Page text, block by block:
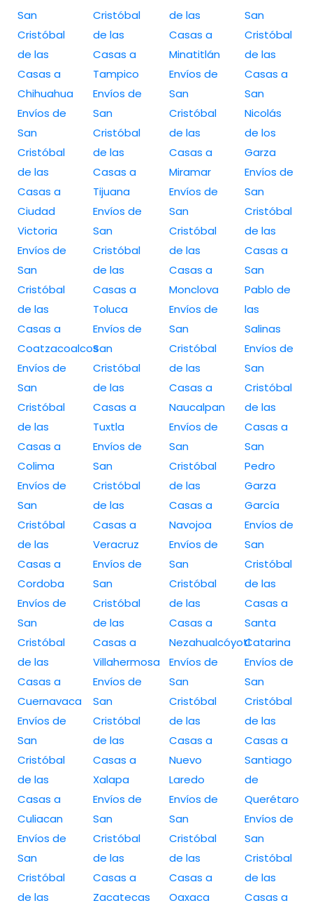
San
Cristóbal
de las
Casas a
Chihuahua
Envíos de
San
Cristóbal
de las
Casas a
Ciudad
Victoria
Envíos de
San
Cristóbal
de las
Casas a
Coatzacoalcos
Envíos de
San
Cristóbal
de las
Casas a
Colima
Envíos de
San
Cristóbal
de las
Casas a
Cordoba
Envíos de
San
Cristóbal
de las
Casas a
Cuernavaca
Envíos de
San
Cristóbal
de las
Casas a
Culiacan
Envíos de
San
Cristóbal
de las
Cristóbal
de las
Casas a
Tampico
Envíos de
San
Cristóbal
de las
Casas a
Tijuana
Envíos de
San
Cristóbal
de las
Casas a
Toluca
Envíos de
San
Cristóbal
de las
Casas a
Tuxtla
Envíos de
San
Cristóbal
de las
Casas a
Veracruz
Envíos de
San
Cristóbal
de las
Casas a
Villahermosa
Envíos de
San
Cristóbal
de las
Casas a
Xalapa
Envíos de
San
Cristóbal
de las
Casas a
Zacatecas
de las
Casas a
Minatitlán
Envíos de
San
Cristóbal
de las
Casas a
Miramar
Envíos de
San
Cristóbal
de las
Casas a
Monclova
Envíos de
San
Cristóbal
de las
Casas a
Naucalpan
Envíos de
San
Cristóbal
de las
Casas a
Navojoa
Envíos de
San
Cristóbal
de las
Casas a
Nezahualcóyotl
Envíos de
San
Cristóbal
de las
Casas a
Nuevo
Laredo
Envíos de
San
Cristóbal
de las
Casas a
Oaxaca
San
Cristóbal
de las
Casas a
San
Nicolás
de los
Garza
Envíos de
San
Cristóbal
de las
Casas a
San
Pablo de
las
Salinas
Envíos de
San
Cristóbal
de las
Casas a
San
Pedro
Garza
García
Envíos de
San
Cristóbal
de las
Casas a
Santa
Catarina
Envíos de
San
Cristóbal
de las
Casas a
Santiago
de
Querétaro
Envíos de
San
Cristóbal
de las
Casas a